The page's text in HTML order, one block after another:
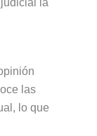
las
lo que